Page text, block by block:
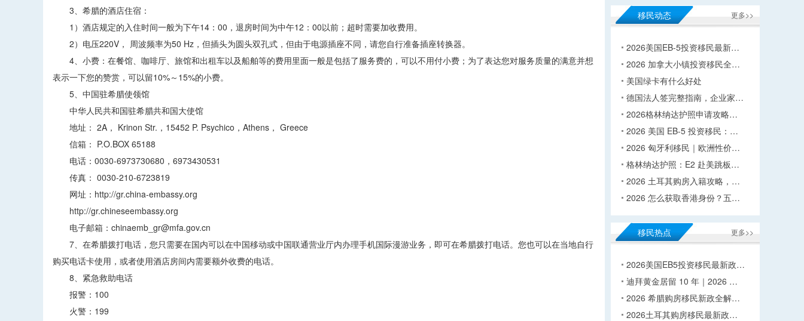
3、希腊的酒店住宿：
1）酒店规定的入住时间一般为下午14：00，退房时间为中午12：00以前；超时需要加收费用。
2）电压220V， 周波频率为50 Hz，但插头为圆头双孔式，但由于电源插座不同，请您自行准备插座转换器。
4、小费：在餐馆、咖啡厅、旅馆和出租车以及船舶等的费用里面一般是包括了服务费的，可以不用付小费；为了表达您对服务质量的满意并想
表示一下您的赞赏，可以留10%～15%的小费。
5、中国驻希腊使领馆
中华人民共和国驻希腊共和国大使馆
地址： 2A， Krinon Str.，15452 P. Psychico，Athens， Greece
信箱： P.O.BOX 65188
电话：0030-6973730680，6973430531
传真： 0030-210-6723819
网址：http://gr.china-embassy.org
http://gr.chineseembassy.org
电子邮箱：chinaemb_gr@mfa.gov.cn
7、在希腊拨打电话，您只需要在国内可以在中国移动或中国联通营业厅内办理手机国际漫游业务，即可在希腊拨打电话。您也可以在当地自行
购买电话卡使用，或者使用酒店房间内需要额外收费的电话。
8、紧急救助电话
报警：100
火警：199
更多>>
移民动态
2026美国EB-5投资移民最新…
2026 加拿大小镇投资移民全…
美国绿卡有什么好处
德国法人签完整指南，企业家…
2026格林纳达护照申请攻略…
2026 美国 EB-5 投资移民：…
2026 匈牙利移民｜欧洲性价…
格林纳达护照：E2 赴美跳板…
2026 土耳其购房入籍攻略，…
2026 怎么获取香港身份？五…
更多>>
移民热点
2026美国EB5投资移民最新政…
迪拜黄金居留 10 年｜2026 …
2026 希腊购房移民新政全解…
2026土耳其购房移民最新政…